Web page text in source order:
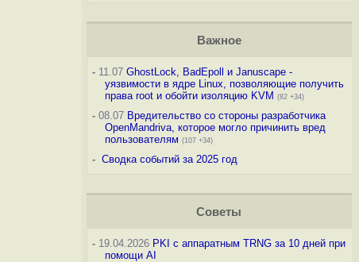
Важное
-11.07 GhostLock, BadEpoll и Januscape -
уязвимости в ядре Linux, позволяющие получить
права root и обойти изоляцию KVM (82 +34)
-08.07 Вредительство со стороны разработчика
OpenMandriva, которое могло причинить вред
пользователям (107 +34)
- Сводка событий за 2025 год
Советы
-19.04.2026 PKI с аппаратным TRNG за 10 дней при
помощи AI